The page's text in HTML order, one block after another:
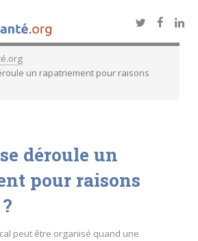
un rapatriement pour raisons
déroule un
pour raisons
peut être organisé quand une